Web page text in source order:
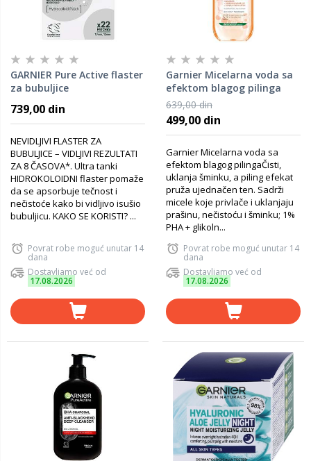
GARNIER Pure Active flaster
za bubuljice
739,00 din
NEVIDLJIVI FLASTER ZA
BUBULJICE – VIDLJIVI REZULTATI
ZA 8 ČASOVA*. Ultra tanki
HIDROKOLOIDNI flaster pomaže
da se apsorbuje tečnost i
nečistoće kako bi vidljivo isušio
bubuljicu. KAKO SE KORISTI? ...
Povrat robe moguć unutar 14
dana
Dostavljamo već od
17.08.2026
Garnier Micelarna voda sa
efektom blagog pilinga
400ml​
639,00 din
499,00 din
Garnier Micelarna voda sa
efektom blagog pilinga​ Čisti,
uklanja šminku, a piling efekat
pruža ujednačen ten. Sadrži
micele koje privlače i uklanjaju​
prašinu, nečistoću i šminku; 1%
PHA + glikoln...
Povrat robe moguć unutar 14
dana
Dostavljamo već od
17.08.2026